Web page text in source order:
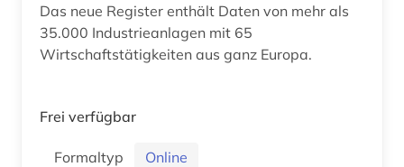
Das neue Register enthält Daten von mehr als
35.000 Industrieanlagen mit 65
Wirtschaftstätigkeiten aus ganz Europa.
Frei verfügbar
Formaltyp
Online